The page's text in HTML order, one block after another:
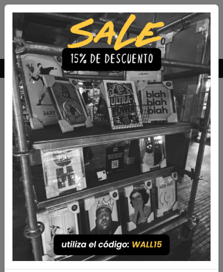
Envío Gratis a todo Chile comprando 3 o más productos